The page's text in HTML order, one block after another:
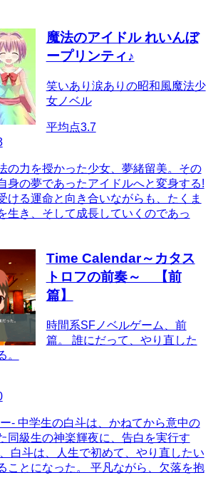
魔法のアイドル れいんぼ
ープリンティ♪
笑いあり涙ありの昭和風魔法少
女ノベル
平均点3.7
の力を授かった少女、夢緒留美。その
身の夢であったアイドルへと変身する!
ける運命と向き合いながらも、たくま
生き、そして成長していくのであっ
Time Calendar～カタス
トロフの前奏～ 【前
篇】
時間系SFノベルゲーム、前
篇。 誰にだって、やり直した
。
- 中学生の白斗は、かねてから意中の
同級生の神楽輝夜に、告白を実行す
白斗は、人生で初めて、やり直したい
ことになった。 平凡ながら、欠落を抱